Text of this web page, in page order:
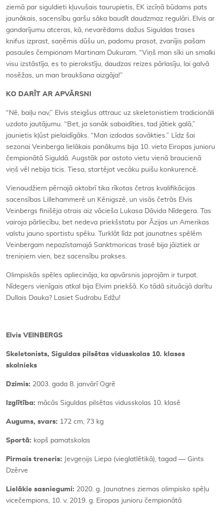
ziemā par siguldieti kļuvušais taurupietis, EK izcīņā būdams pats
jaunākais, sacensību garšu sāka baudīt daudzmaz regulāri. Elvis ar
gandarījumu atceras, kā, nevarēdams dažus Siguldas trases
knifus izprast, saņēmis dūšu un, padomu prasot, zvanījis pašam
pasaules čempionam Martinam Dukuram. “Viņš man sīki un smalki
visu izstāstīja, es to pierakstīju, daudzas reizes pārlasīju, lai galvā
nosēžas, un man braukšana aizgāja!”
KO DARĪT AR APVĀRSNI
“Nē, baiļu nav,” Elvis steigšus attrauc uz skeletonistiem tradicionāli
uzdoto jautājumu. “Bet, ja sanāk sabaidīties, tad jātiek galā,”
jaunietis kļūst pielaidīgāks. “Man izdodas savākties.” Līdz šai
sezonai Veinberga lielākais panākums bija 10. vieta Eiropas junioru
čempionātā Siguldā. Augstāk par astoto vietu vienā braucienā
viņš vēl nebija ticis. Tiesa, startējot vecāku puišu konkurencē.
Vienaudžiem pērnajā oktobrī tika rīkotas četras kvalifikācijas
sacensības Lillehammerē un Kēnigszē, un visās četrās Elvis
Veinbergs finišēja otrais aiz vācieša Lukasa Dāvida Nīdegera. Tas
vairoja pārliecību, bet nedeva priekšstatu par Āzijas un Amerikas
valstu jauno sportistu spēku. Turklāt līdz pat jaunatnes spēlēm
Veinbergam nepazīstamajā Sanktmoricas trasē bija jāiztiek ar
treniņiem vien, bez sacensību prakses.
Olimpiskās spēles apliecināja, ka apvārsnis joprojām ir turpat.
Nīdegers vienīgais atkal bija Elvim priekšā. Ko tādā situācijā darītu
Dullais Dauka? Lasiet Sudrabu Edžu!
Elvis VEINBERGS
Skeletonists, Siguldas pilsētas vidusskolas 10. klases
skolnieks
Dzimis: 2003. gada 8. janvārī Ogrē
Izglītība: mācās Siguldas pilsētas vidusskolas 10. klasē
Augums, svars: 172 cm, 73 kg
Sportā: kopš pamatskolas
Pirmais treneris: Jevgeņijs Liepa (vieglatlētikā), tagad — Gints
Dzērve
Lielākie sasniegumi: 2020. g. Jaunatnes ziemas olimpisko spēļu
vicečempions, 10. v. 2019. g. Eiropas junioru čempionātā